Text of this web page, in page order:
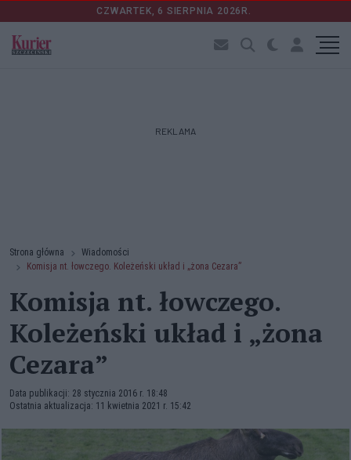
CZWARTEK, 6 SIERPNIA 2026R.
REKLAMA
Strona główna
Wiadomości
Komisja nt. łowczego. Koleżeński układ i „żona Cezara”
Komisja nt. łowczego.
Koleżeński układ i „żona
Cezara”
Data publikacji: 28 stycznia 2016 r. 18:48
Ostatnia aktualizacja: 11 kwietnia 2021 r. 15:42